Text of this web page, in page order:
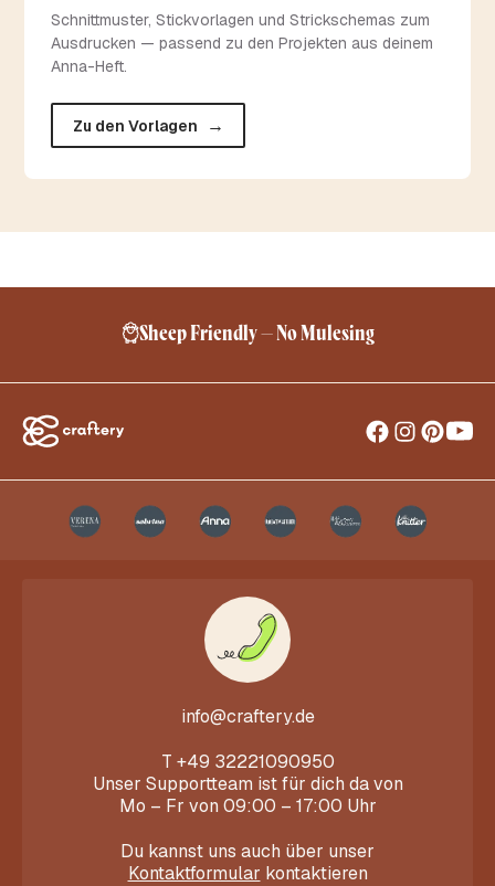
Schnittmuster, Stickvorlagen und Strickschemas zum
Ausdrucken — passend zu den Projekten aus deinem
Anna-Heft.
Zu den Vorlagen →
Kostenlose Lieferung ab 24,95 €
info@craftery.de
T +49 32221090950
Unser Supportteam ist für dich da von
Mo – Fr von 09:00 – 17:00 Uhr
Du kannst uns auch über unser
Kontaktformular kontaktieren